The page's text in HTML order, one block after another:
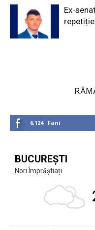
Ex-
6,124 Fani
BUCUREȘTI
Nori Împrăștiați